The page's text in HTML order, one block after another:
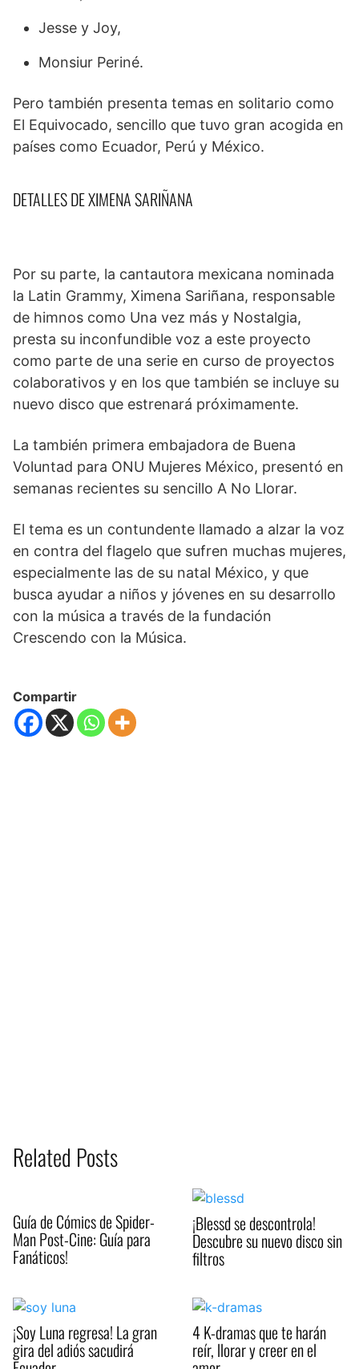
Jesse y Joy,
Monsiur Periné.
Pero también presenta temas en solitario como
El Equivocado, sencillo que tuvo gran acogida en
países como Ecuador, Perú y México.
DETALLES DE XIMENA SARIÑANA
Por su parte, la cantautora mexicana nominada
la Latin Grammy, Ximena Sariñana, responsable
de himnos como Una vez más y Nostalgia,
presta su inconfundible voz a este proyecto
como parte de una serie en curso de proyectos
colaborativos y en los que también se incluye su
nuevo disco que estrenará próximamente.
La también primera embajadora de Buena
Voluntad para ONU Mujeres México, presentó en
semanas recientes su sencillo A No Llorar.
El tema es un contundente llamado a alzar la voz
en contra del flagelo que sufren muchas mujeres,
especialmente las de su natal México, y que
busca ayudar a niños y jóvenes en su desarrollo
con la música a través de la fundación
Crescendo con la Música.
Compartir
Related Posts
Guía de Cómics de Spider-
Man Post-Cine: Guía para
Fanáticos!
¡Blessd se descontrola!
Descubre su nuevo disco sin
filtros
¡Soy Luna regresa! La gran
gira del adiós sacudirá
4 K-dramas que te harán
reír, llorar y creer en el